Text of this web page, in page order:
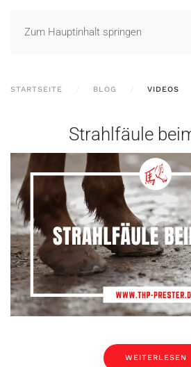
Zum Hauptinhalt springen
STARTSEITE BLOG VIDEOS
Strahlfäule
WEITERLESEN